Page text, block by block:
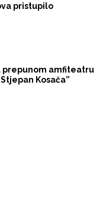
pristupilo
prepunom amfiteatru
Kosača”